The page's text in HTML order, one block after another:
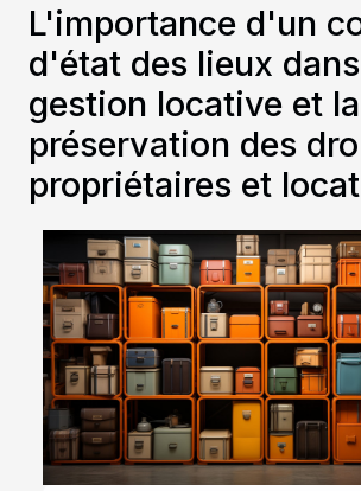
L'importance d'un
d'état des lieux
gestion locative et la
préservation des
propriétaires et